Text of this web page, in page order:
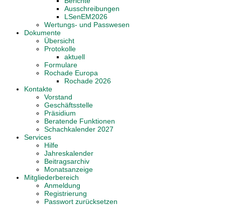
Ausschreibungen
LSenEM2026
Wertungs- und Passwesen
Dokumente
Übersicht
Protokolle
aktuell
Formulare
Rochade Europa
Rochade 2026
Kontakte
Vorstand
Geschäftsstelle
Präsidium
Beratende Funktionen
Schachkalender 2027
Services
Hilfe
Jahreskalender
Beitragsarchiv
Monatsanzeige
Mitgliederbereich
Anmeldung
Registrierung
Passwort zurücksetzen